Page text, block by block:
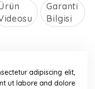
Garanti
Bilgisi
adipiscing elit,
ut labore and dolore